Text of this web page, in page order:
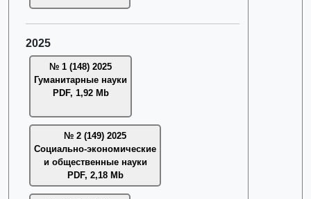
2025
№ 1 (148) 2025
Гуманитарные науки
PDF, 1,92 Mb
№ 2 (149) 2025
Социально-экономические
и общественные науки
PDF, 2,18 Mb